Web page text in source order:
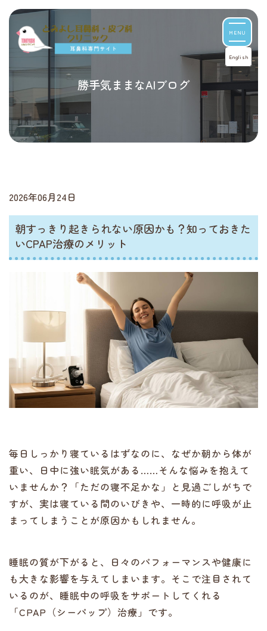
MENU
English
勝手気ままなAIブログ
2026年06月24日
朝すっきり起きられない原因かも？知っておきた
いCPAP治療のメリット
毎日しっかり寝ているはずなのに、なぜか朝から体が
重い、日中に強い眠気がある……そんな悩みを抱えて
いませんか？「ただの寝不足かな」と見過ごしがちで
すが、実は寝ている間のいびきや、一時的に呼吸が止
まってしまうことが原因かもしれません。
睡眠の質が下がると、日々のパフォーマンスや健康に
も大きな影響を与えてしまいます。そこで注目されて
いるのが、睡眠中の呼吸をサポートしてくれる
「CPAP（シーパップ）治療」です。